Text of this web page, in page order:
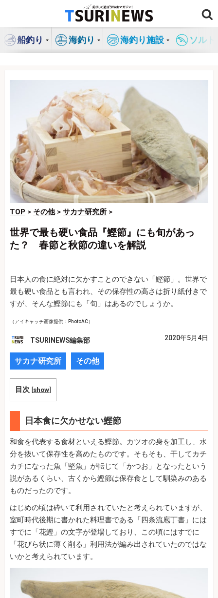
ン
船釣り 海釣り 海釣り施設 ソル
TOP > その他> サカナ研究所 >
世界で最も硬い食品『鰹節』にも旬があっ
た？ 春節と秋節の違いを解説
日本人の食に絶対に欠かすことのできない「鰹節」。世界で
最も硬い食品とも言われ、その保存性の高さは折り紙付きで
すが、そんな鰹節にも「旬」はあるのでしょうか。
（アイキャッチ画像提供：PhotoAC）
TSURINEWS編集部 2020年5月4日
サカナ研究所 その他
目次 [show]
日本食に欠かせない鰹節
和食を代表する食材といえる鰹節。カツオの身を加工し、水
分を抜いて保存性を高めたものです。そもそも、干してカチ
カチになった魚「堅魚」が転じて「かつお」となったという
説があるくらい、古くから鰹節は保存食として馴染みのある
ものだったのです。
はじめの頃は砕いて利用されていたと考えられていますが、
室町時代後期に書かれた料理書である「四条流庖丁書」には
すでに「花鰹」の文字が登場しており、この頃にはすでに
「花びら状に薄く削る」利用法が編み出されていたのではな
いかと考えられています。